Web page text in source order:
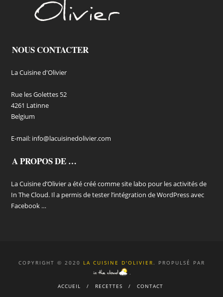
NOUS CONTACTER
La Cuisine d'Olivier
Rue les Golettes 52
4261 Latinne
Belgium
E-mail: info@lacuisinedolivier.com
A PROPOS DE …
La Cuisine d’Olivier a été créé comme site labo pour les activités de
In The Cloud. Il a permis de tester l’intégration de WordPress avec
Facebook …
COPYRIGHT © 2020 LA CUISINE D'OLIVIER . PROPULSÉ PAR
.
ACCUEIL
RECETTES CONTACT